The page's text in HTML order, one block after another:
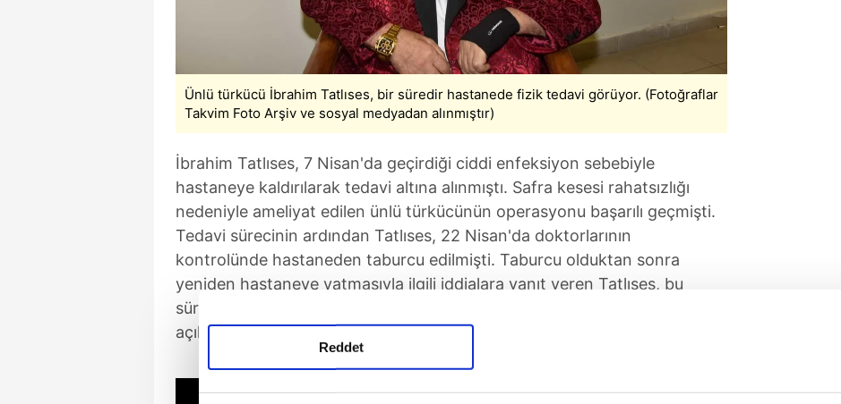
Reddet
Ünlü türkücü İbrahim Tatlıses, bir süredir hastanede fizik tedavi görüyor. (Fotoğraflar
Takvim Foto Arşiv ve sosyal medyadan alınmıştır)
İbrahim Tatlıses, 7 Nisan'da geçirdiği ciddi enfeksiyon sebebiyle
hastaneye kaldırılarak tedavi altına alınmıştı. Safra kesesi rahatsızlığı
nedeniyle ameliyat edilen ünlü türkücünün operasyonu başarılı geçmişti.
Tedavi sürecinin ardından Tatlıses, 22 Nisan'da doktorlarının
kontrolünde hastaneden taburcu edilmişti. Taburcu olduktan sonra
yeniden hastaneye yatmasıyla ilgili iddialara yanıt veren Tatlıses, bu
sürecin acil bir durum olmadığını ve tamamen kendi isteğiyle başladığını
açıklamıştı.